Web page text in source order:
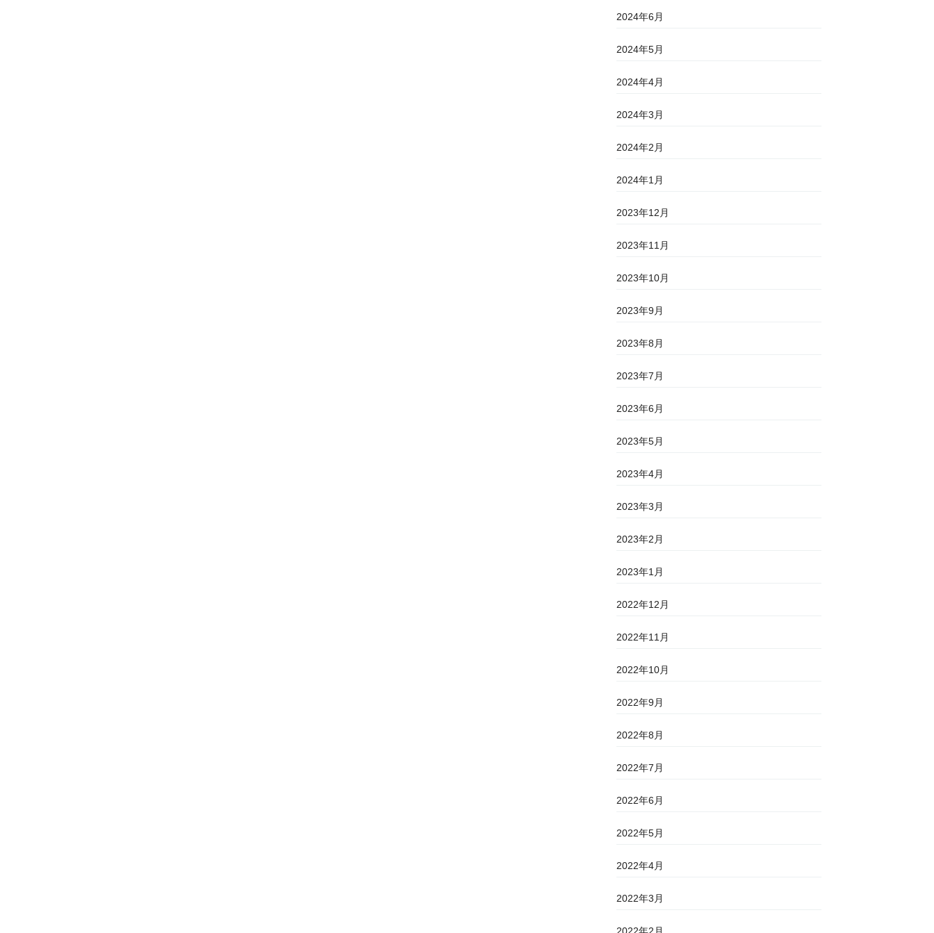
2024年6月
2024年5月
2024年4月
2024年3月
2024年2月
2024年1月
2023年12月
2023年11月
2023年10月
2023年9月
2023年8月
2023年7月
2023年6月
2023年5月
2023年4月
2023年3月
2023年2月
2023年1月
2022年12月
2022年11月
2022年10月
2022年9月
2022年8月
2022年7月
2022年6月
2022年5月
2022年4月
2022年3月